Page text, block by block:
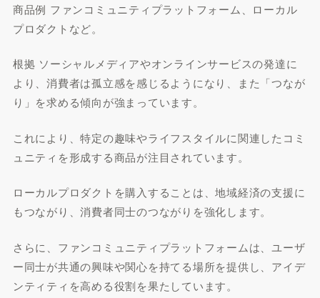
商品例 ファンコミュニティプラットフォーム、ローカル
プロダクトなど。
根拠 ソーシャルメディアやオンラインサービスの発達に
より、消費者は孤立感を感じるようになり、また「つなが
り」を求める傾向が強まっています。
これにより、特定の趣味やライフスタイルに関連したコミ
ュニティを形成する商品が注目されています。
ローカルプロダクトを購入することは、地域経済の支援に
もつながり、消費者同士のつながりを強化します。
さらに、ファンコミュニティプラットフォームは、ユーザ
ー同士が共通の興味や関心を持てる場所を提供し、アイデ
ンティティを高める役割を果たしています。